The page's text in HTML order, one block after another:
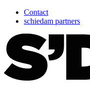
Contact
schiedam partners